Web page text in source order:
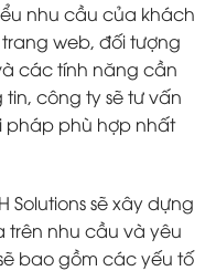
nhu cầu của khách
web, đối tượng
các tính năng cần
công ty sẽ tư vấn
pháp phù hợp nhất
Solutions sẽ xây dựng
trên nhu cầu và yêu
bao gồm các yếu tố